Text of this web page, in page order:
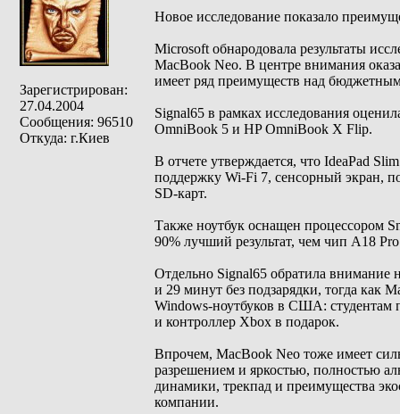
Зарегистрирован:
27.04.2004
Сообщения: 96510
Откуда: г.Киев
Новое исследование показало
Microsoft обнародовала результаты
MacBook Neo. В центре внимания
имеет ряд преимуществ над
Signal65 в рамках исследования
OmniBook 5 и HP OmniBook X Flip.
В отчете утверждается, что IdeaPad
поддержку Wi-Fi 7, сенсорный экран,
SD-карт.
Также ноутбук оснащен процессором
90% лучший результат, чем чип A18
Отдельно Signal65 обратила внимание
и 29 минут без подзарядки, тогда как
Windows-ноутбуков в США: студентам
и контроллер Xbox в подарок.
Впрочем, MacBook Neo тоже имеет
разрешением и яркостью, полностью
динамики, трекпад и преимущества
компании.